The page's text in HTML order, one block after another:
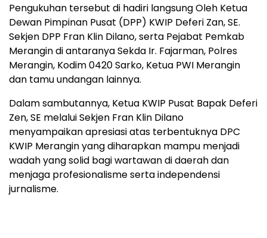
Pengukuhan tersebut di hadiri langsung Oleh Ketua
Dewan Pimpinan Pusat (DPP) KWIP Deferi Zan, SE.
Sekjen DPP Fran Klin Dilano, serta Pejabat Pemkab
Merangin di antaranya Sekda Ir. Fajarman, Polres
Merangin, Kodim 0420 Sarko, Ketua PWI Merangin
dan tamu undangan lainnya.
Dalam sambutannya, Ketua KWIP Pusat Bapak Deferi
Zen, SE melalui Sekjen Fran Klin Dilano
menyampaikan apresiasi atas terbentuknya DPC
KWIP Merangin yang diharapkan mampu menjadi
wadah yang solid bagi wartawan di daerah dan
menjaga profesionalisme serta independensi
jurnalisme.